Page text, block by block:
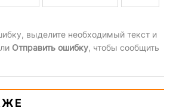
выделите необходимый текст и
Отправить ошибку, чтобы сообщить